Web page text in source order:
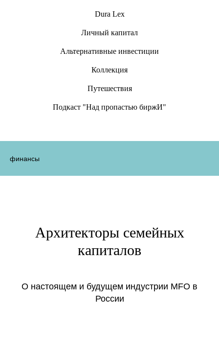
Dura Lex
Личный капитал
Альтернативные инвестиции
Коллекция
Путешествия
Подкаст "Над пропастью биржИ"
финансы
Архитекторы семейных
капиталов
О настоящем и будущем индустрии MFO в
России